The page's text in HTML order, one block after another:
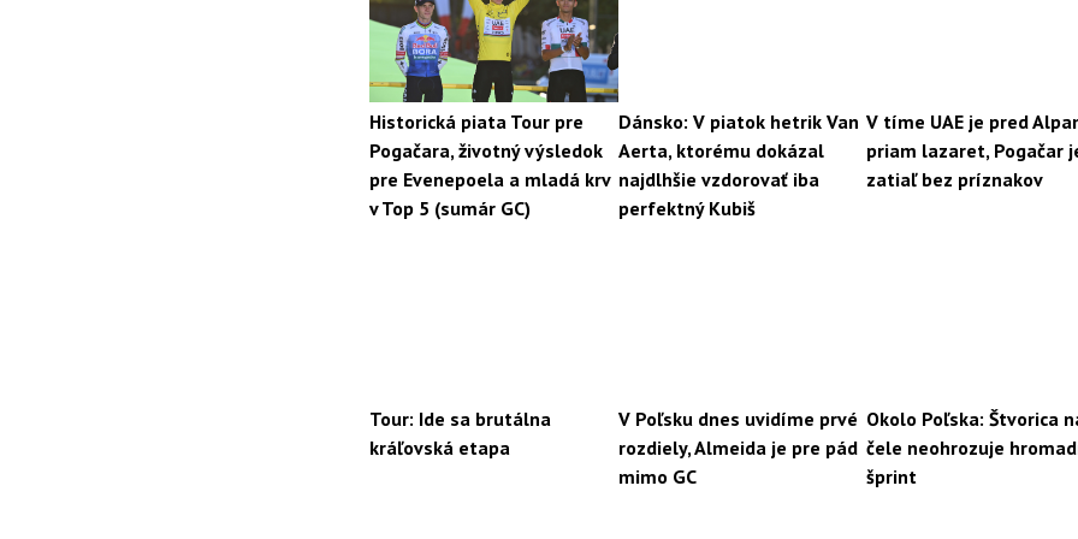
Historická piata Tour pre
Pogačara, životný výsledok
pre Evenepoela a mladá krv
v Top 5 (sumár GC)
Dánsko: V piatok hetrik Van
Aerta, ktorému dokázal
najdlhšie vzdorovať iba
perfektný Kubiš
V tíme UAE je pred
priam lazaret, Pogačar
zatiaľ bez príznakov
Tour: Ide sa brutálna
kráľovská etapa
V Poľsku dnes uvidíme prvé
rozdiely, Almeida je pre pád
mimo GC
Okolo Poľska: Štvorica
čele neohrozuje
šprint